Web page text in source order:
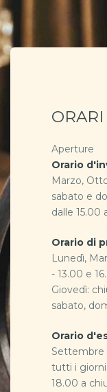
ORARI
Aperture
Orario
Marzo,
sabato e
dalle 15.00
Orario di
Lunedì,
- 13.00 e
Giovedì:
sabato,
Orario
Settembre
tutti i giorni
18.00 a